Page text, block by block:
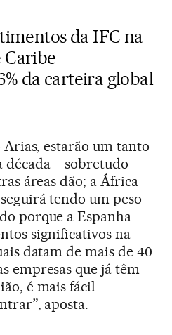
da IFC na
Caribe
da carteira global
Arias, estarão um tanto
– sobretudo
áreas dão; a África
tendo um peso
porque a Espanha
significativos na
datam de mais de 40
empresas que já têm
é mais fácil
aposta.